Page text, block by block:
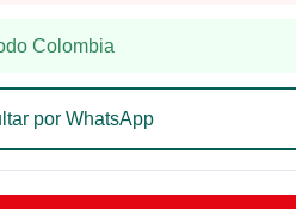
Colombia
por WhatsApp